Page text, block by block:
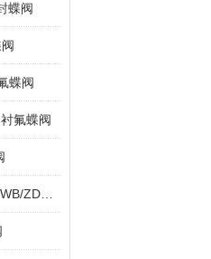
蝶阀
蝶阀
氟蝶阀